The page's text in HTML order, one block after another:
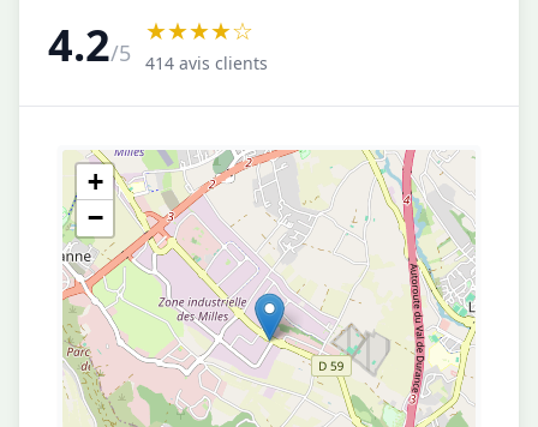
4.2/5
★★★★☆
414 avis clients
+
−